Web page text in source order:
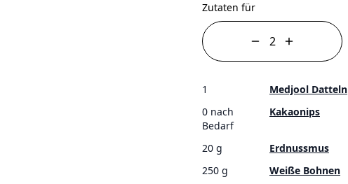
Zutaten für
1
Medjool Datteln
0 nach
Bedarf
Kakaonips
20 g
Erdnussmus
250 g
Weiße Bohnen